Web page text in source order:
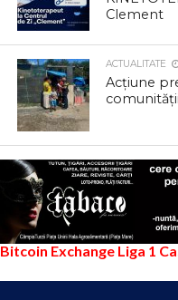
Clement
ACTUALITATE
Acțiune
comunității
Bitcoin Exchange Liga 1